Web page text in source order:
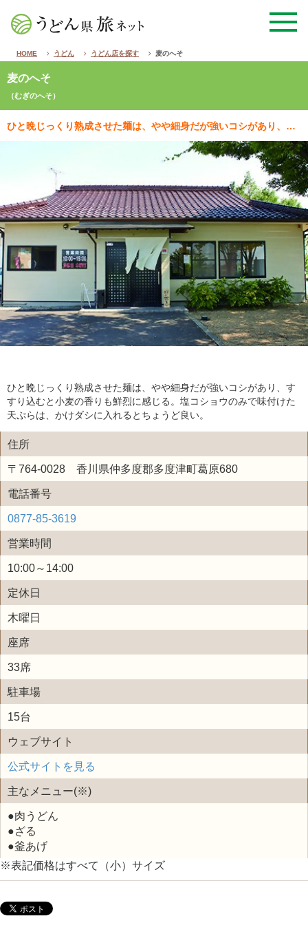
HOME うどん うどん店を探す 麦のへそ
麦のへそ
（むぎのへそ）
ひと晩じっくり熟成させた麺は、やや細身だが強いコシがあり、すすり込むと小麦の香りも鮮烈に感じる。塩コ…
ひと晩じっくり熟成させた麺は、やや細身だが強いコシがあり、す
すり込むと小麦の香りも鮮烈に感じる。塩コショウのみで味付けた
天ぷらは、かけダシに入れるとちょうど良い。
住所
〒764-0028 香川県仲多度郡多度津町葛原680
電話番号
0877-85-3619
営業時間
10:00～14:00
定休日
木曜日
座席
33席
駐車場
15台
ウェブサイト
公式サイトを見る
主なメニュー(※)
●肉うどん
●ざる
●釜あげ
※表記価格はすべて（小）サイズ